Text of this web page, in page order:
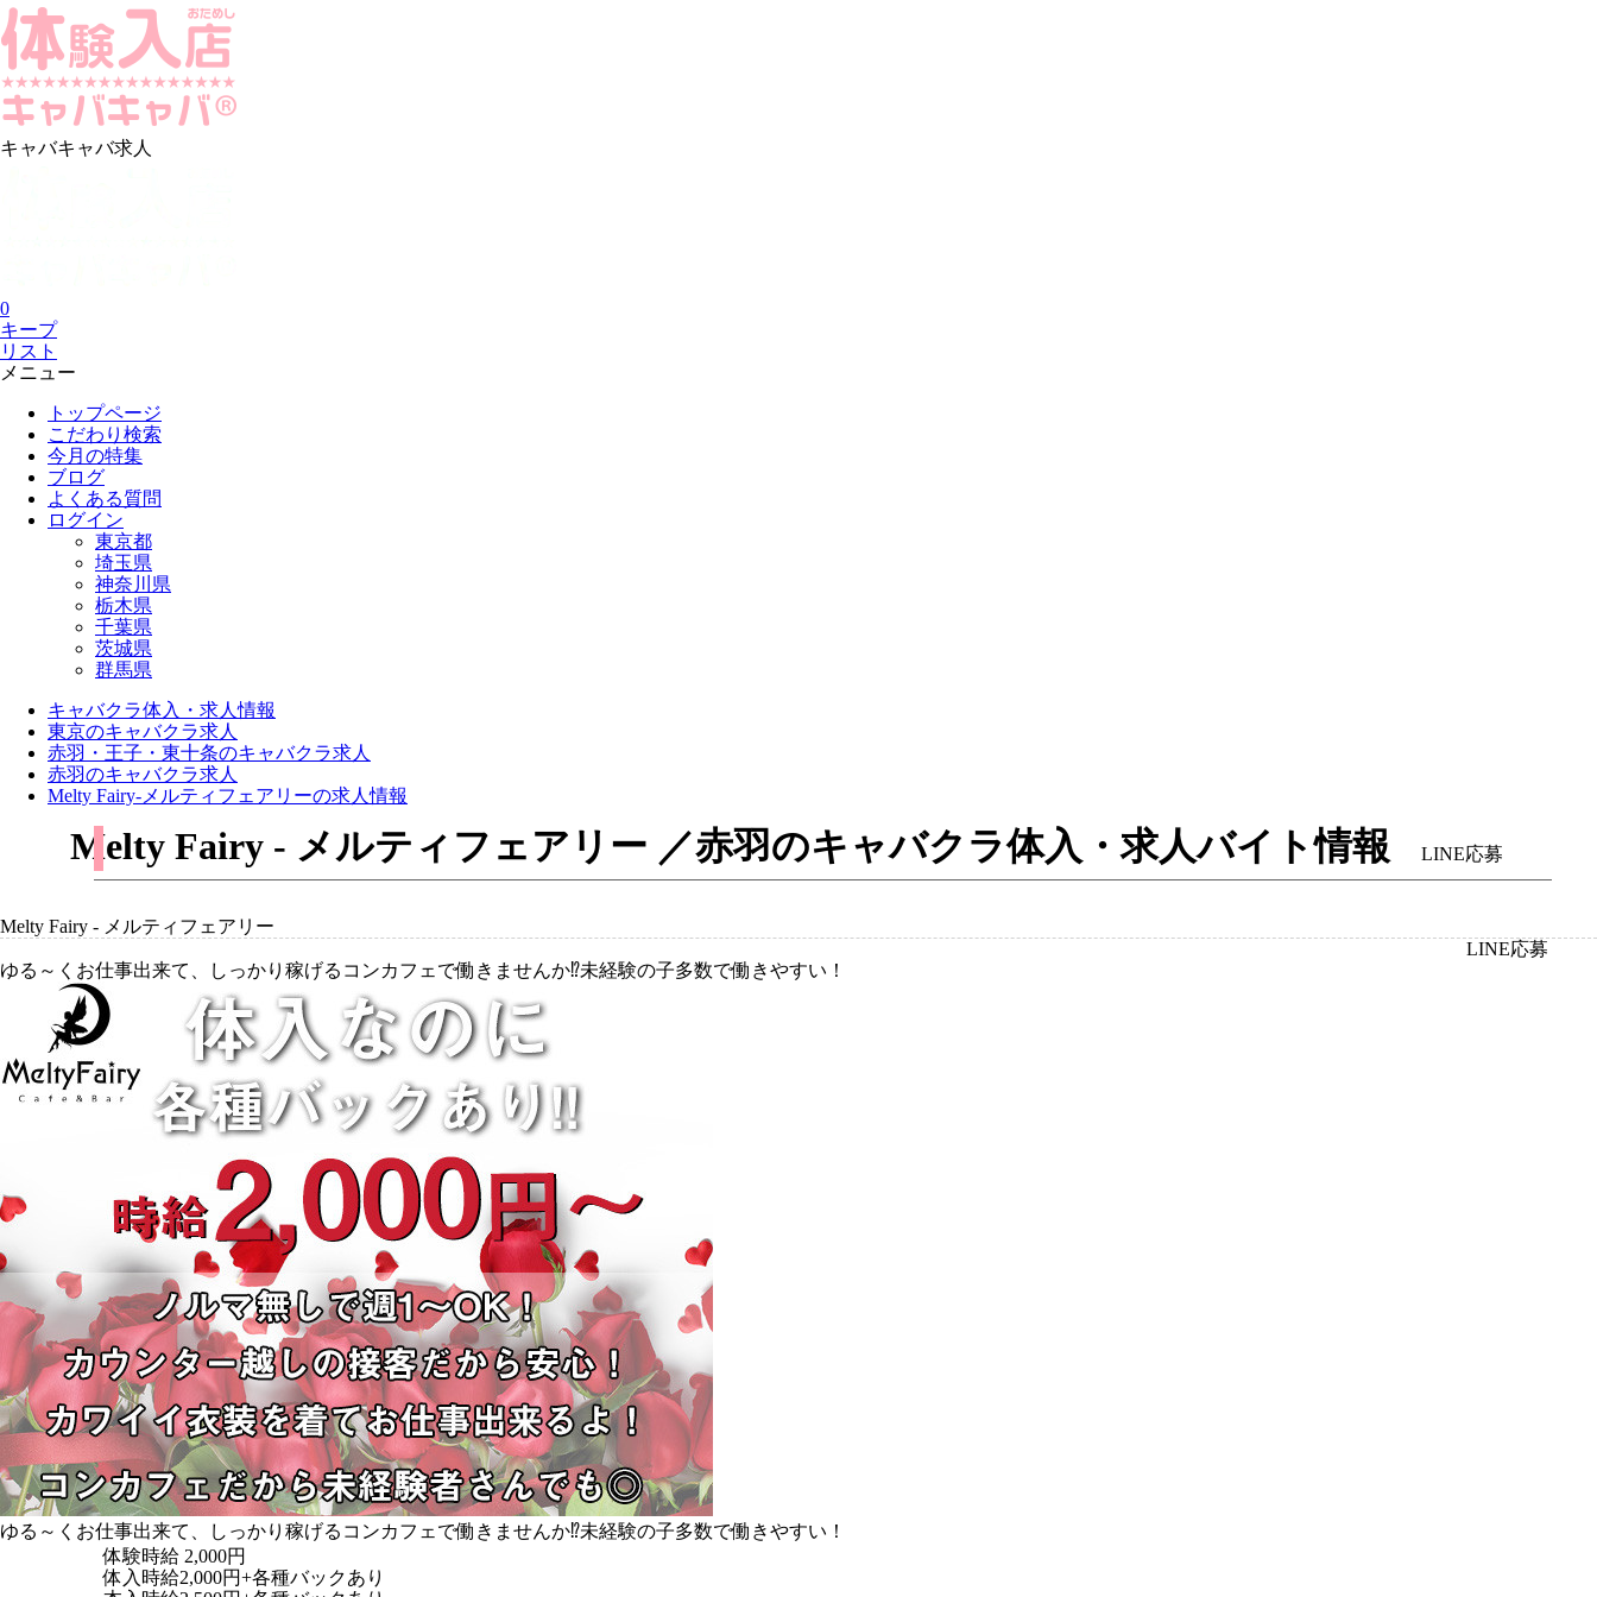
キャバキャバ求人
0
キープ
リスト
メニュー
トップページ
こだわり検索
今月の特集
ブログ
よくある質問
ログイン
東京都
埼玉県
神奈川県
栃木県
千葉県
茨城県
群馬県
キャバクラ体入・求人情報
東京のキャバクラ求人
赤羽・王子・東十条のキャバクラ求人
赤羽のキャバクラ求人
Melty Fairy-メルティフェアリーの求人情報
Melty Fairy - メルティフェアリー ／赤羽のキャバクラ体入・求人バイト情報 LINE応募
Melty Fairy - メルティフェアリー
LINE応募
ゆる～くお仕事出来て、しっかり稼げるコンカフェで働きませんか⁉未経験の子多数で働きやすい！
ゆる～くお仕事出来て、しっかり稼げるコンカフェで働きませんか⁉未経験の子多数で働きやすい！
体験時給 2,000円
体入時給2,000円+各種バックあり